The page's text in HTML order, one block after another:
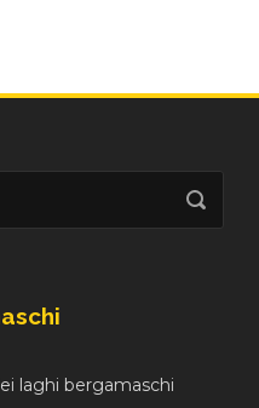
laghi bergamaschi